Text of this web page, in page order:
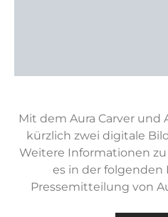
Mit dem Aura Carver und
kürzlich zwei digitale
Weitere Informationen
es in der folgenden
Pressemitteilung von